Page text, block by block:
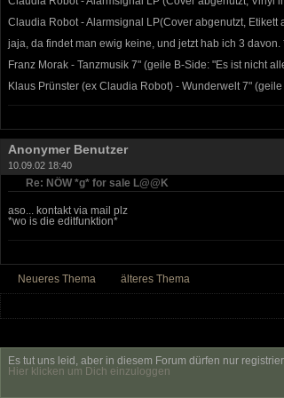
Claudia Robot - Alarmsignal LP(Cover abgenutzt, Etikett
jaja, da findet man ewig keine, und jetzt hab ich 3
Franz Morak - Tanzmusik 7" (geile B-Side: "Es ist nicht
Klaus Prünster (ex Claudia Robot) - Wunderwelt 7"
Anonymer Benutzer
10.09.02 18:40
Re: NÖW *g* for sale L@@K
aso... kontakt via mail plz
*wo is die editfunktion*
Neueres Thema älteres Thema
Es tut uns leid, aber in diesem Forum dürfen nur
Hier klicken um Dich einzuloggen